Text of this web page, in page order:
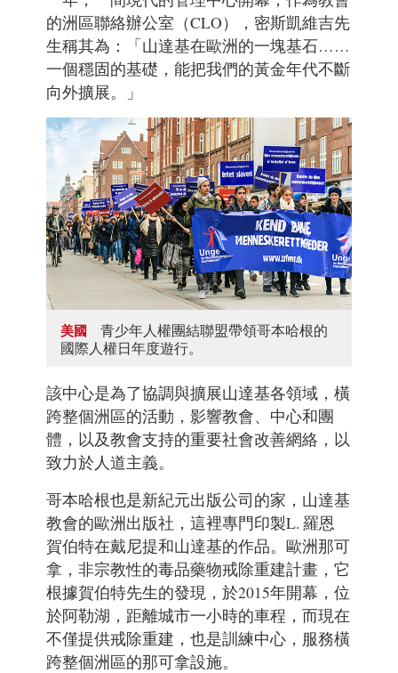
的洲區聯絡辦公室（CLO），密斯凱維吉先
生稱其為：「山達基在歐洲的一塊基石……
一個穩固的基礎，能把我們的黃金年代不斷
向外擴展。」
美國
青少年人權團結聯盟帶領哥本哈根的
國際人權日年度遊行。
該中心是為了協調與擴展山達基各領域，橫
跨整個洲區的活動，影響教會、中心和團
體，以及教會支持的重要社會改善網絡，以
致力於人道主義。
哥本哈根也是新紀元出版公司的家，山達基
教會的歐洲出版社，這裡專門印製L. 羅恩
賀伯特在戴尼提和山達基的作品。歐洲那可
拿，非宗教性的毒品藥物戒除重建計畫，它
根據賀伯特先生的發現，於2015年開幕，位
於阿勒湖，距離城市一小時的車程，而現在
不僅提供戒除重建，也是訓練中心，服務橫
跨整個洲區的那可拿設施。